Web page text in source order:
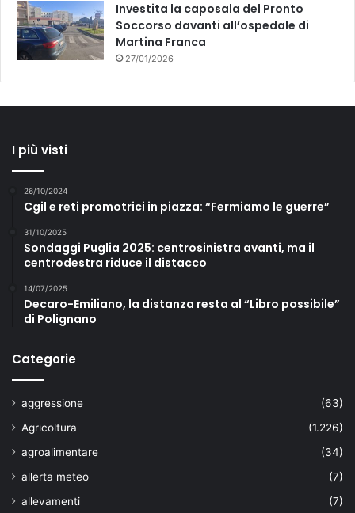
Investita la caposala del Pronto
Soccorso davanti all’ospedale di
Martina Franca
27/01/2026
I più visti
26/10/2024
Cgil e reti promotrici in piazza: “Fermiamo le guerre”
31/10/2025
Sondaggi Puglia 2025: centrosinistra avanti, ma il
centrodestra riduce il distacco
14/07/2025
Decaro-Emiliano, la distanza resta al “Libro possibile”
di Polignano
Categorie
aggressione
(63)
Agricoltura
(1.226)
agroalimentare
(34)
allerta meteo
(7)
allevamenti
(7)